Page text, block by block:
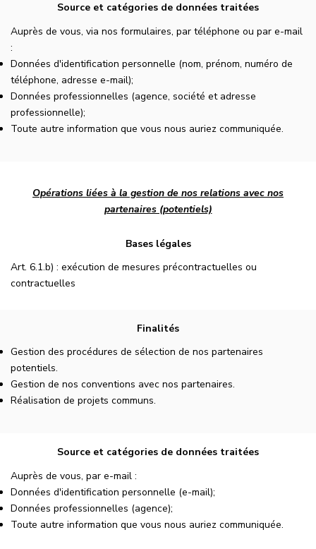
Source et catégories de données traitées
Auprès de vous, via nos formulaires, par téléphone ou par e-mail
:
Données d'identification personnelle (nom, prénom, numéro de
téléphone, adresse e-mail);
Données professionnelles (agence, société et adresse
professionnelle);
Toute autre information que vous nous auriez communiquée.
Opérations liées à la gestion de nos relations avec nos
partenaires (potentiels)
Bases légales
Art. 6.1.b) : exécution de mesures précontractuelles ou
contractuelles
Finalités
Gestion des procédures de sélection de nos partenaires
potentiels.
Gestion de nos conventions avec nos partenaires.
Réalisation de projets communs.
Source et catégories de données traitées
Auprès de vous, par e-mail :
Données d'identification personnelle (e-mail);
Données professionnelles (agence);
Toute autre information que vous nous auriez communiquée.